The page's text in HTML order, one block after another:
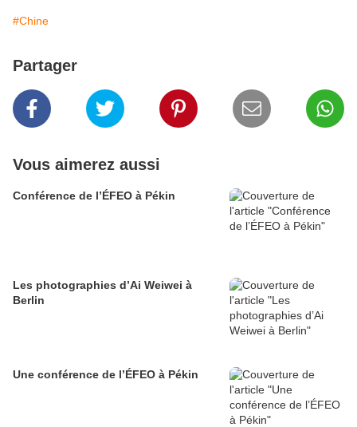
#Chine
Partager
Vous aimerez aussi
Conférence de l’ÉFEO à Pékin
Les photographies d’Ai Weiwei à
Berlin
Une conférence de l’ÉFEO à Pékin